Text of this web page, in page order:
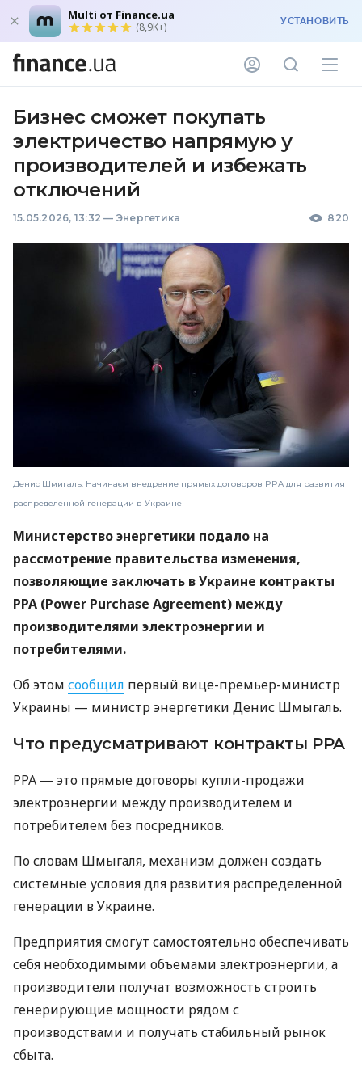
Multi от Finance.ua
(8,9K+) УСТАНОВИТЬ
Бизнес сможет покупать
электричество напрямую у
производителей и избежать
отключений
15.05.2026, 13:32 — Энергетика 820
Денис Шмигаль: Начинаєм внедрение прямых договоров PPA для развития
распределенной генерации в Украине
Министерство энергетики подало на
рассмотрение правительства изменения,
позволяющие заключать в Украине контракты
PPA (Power Purchase Agreement) между
производителями электроэнергии и
потребителями.
Об этом сообщил первый вице-премьер-министр
Украины — министр энергетики Денис Шмыгаль.
Что предусматривают контракты PPA
PPA — это прямые договоры купли-продажи
электроэнергии между производителем и
потребителем без посредников.
По словам Шмыгаля, механизм должен создать
системные условия для развития распределенной
генерации в Украине.
Предприятия смогут самостоятельно обеспечивать
себя необходимыми объемами электроэнергии, а
производители получат возможность строить
генерирующие мощности рядом с
производствами и получать стабильный рынок
сбыта.